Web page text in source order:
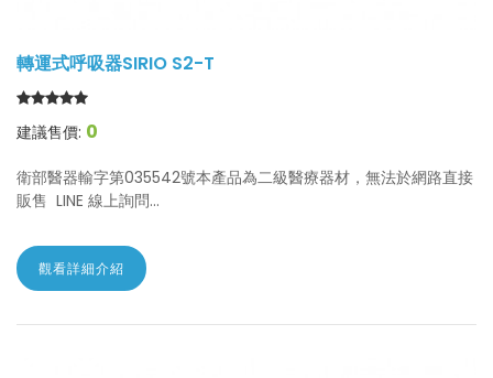
轉運式呼吸器SIRIO S2-T
建議售價: 0
衛部醫器輸字第035542號本產品為二級醫療器材，無法於網路直接
販售 LINE 線上詢問...
觀看詳細介紹